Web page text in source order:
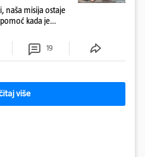
naša misija ostaje
kada je
19
više